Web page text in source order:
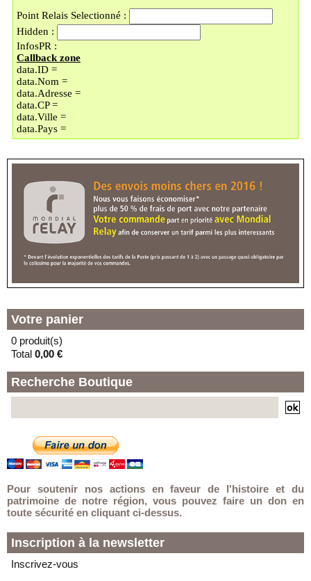
59000 - LILLE
(C) - LOCKER LAVOMATIC
PLACE DOREZ/LI
9 PLACE BARTHELEMY DOREZ
59000 - LILLE
(D) - UNIQUE COIN
En vacances jusqu'au 30/08/2026
89 BOULEVARD MONTEBELLO
59000 - LILLE
130 BOULEVARD
59000 - LILLE
(F) - LOCKER TECHNOPHONE
RUE JULES GU
73 RUE JULES GUESDE
59000 - LILLE
(G) - LOCKER LA LAVERIE
11 PLACE DE LA SOLIDARITE
Point Relais Selectionné :
Hidden :
InfosPR :
Callback zone
data.ID =
data.Nom =
data.Adresse =
data.CP =
data.Ville =
data.Pays =
Votre panier
0 produit(s)
Total 0,00 €
Recherche Boutique
Pour soutenir nos actions en faveur de l'histoire et du
patrimoine de notre région, vous pouvez faire un don en
toute sécurité en cliquant ci-dessus.
Inscription à la newsletter
Inscrivez-vous